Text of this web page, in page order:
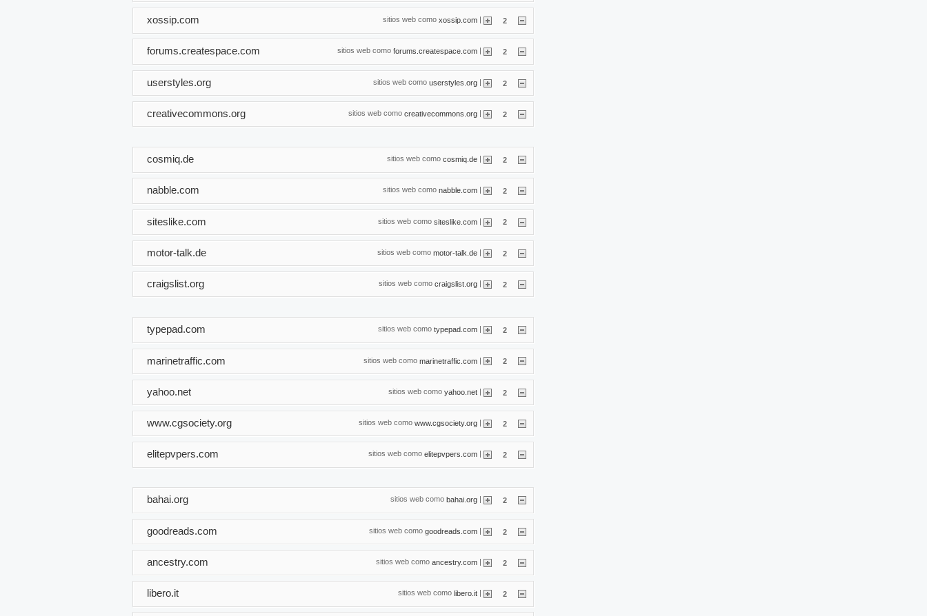
sitios web como xossip.com | 2
xossip.com
sitios web como forums.createspace.com 2
forums.createspace.com
sitios web como userstyles.org | 2
userstyles.org
sitios web como creativecommons.org | 2
creativecommons.org
sitios web como cosmiq.de | 2
cosmiq.de
sitios web como nabble.com 2
nabble.com
sitios web como siteslike.com | 2
siteslike.com
sitios web como motor-talk.de | 2
motor-talk.de
sitios web como craigslist.org | 2
craigslist.org
sitios web como typepad.com 2
typepad.com
sitios web como marinetraffic.com | 2
marinetraffic.com
sitios web como yahoo.net | 2
yahoo.net
sitios web como www.cgsociety.org | 2
www.cgsociety.org
sitios web como elitepvpers.com 2
elitepvpers.com
sitios web como bahai.org 2
bahai.org
sitios web como goodreads.com | 2
goodreads.com
sitios web como ancestry.com | 2
ancestry.com
sitios web como libero.it | 2
libero.it